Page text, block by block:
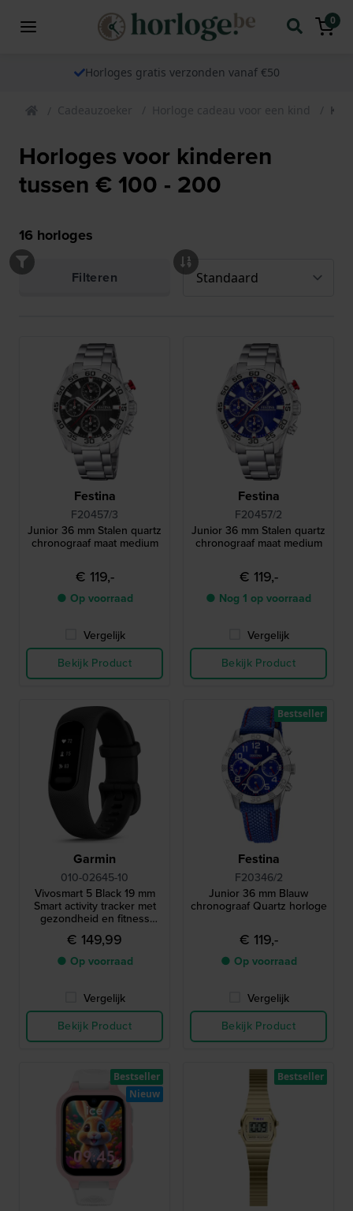
0
Horloges gratis verzonden vanaf €50
Cadeauzoeker Horloge cadeau voor een kind
Horloges voor kinderen
tussen € 100 - 200
16 horloges
Filteren
Festina
F20457/3
Junior 36 mm Stalen quartz
chronograaf maat medium
€ 119,-
● Op voorraad
Vergelijk
Bekijk Product
Festina
F20457/2
Junior 36 mm Stalen quartz
chronograaf maat medium
€ 119,-
● Nog 1 op voorraad
Vergelijk
Bekijk Product
Garmin
010-02645-10
Vivosmart 5 Black 19 mm
Smart activity tracker met
gezondheid en fitness
functies
€ 149,99
● Op voorraad
Vergelijk
Bekijk Product
Festina
F20346/2
Junior 36 mm Blauw
chronograaf Quartz horloge
€ 119,-
● Op voorraad
Vergelijk
Bekijk Product
Bestseller
Bestseller
Nieuw
Bestseller